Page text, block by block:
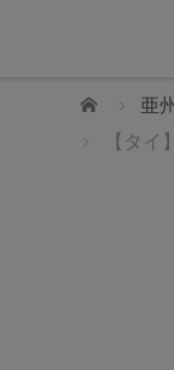
ホーム
亜
【タ